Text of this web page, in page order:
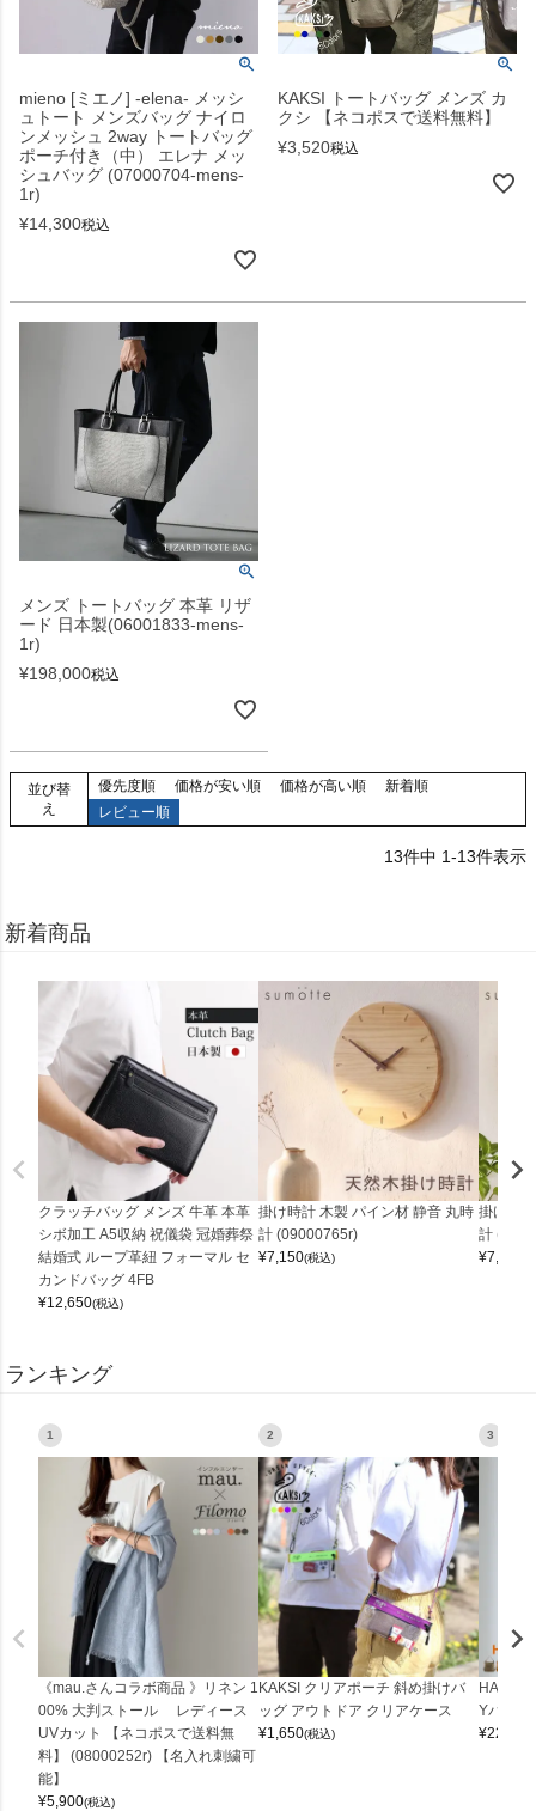
mieno [ミエノ] -elena- メッシ
ュトート メンズバッグ ナイロ
ンメッシュ 2way トートバッグ
ポーチ付き（中） エレナ メッ
シュバッグ (07000704-mens-
1r)
¥14,300税込
KAKSI トートバッグ メンズ カ
クシ 【ネコポスで送料無料】
¥3,520税込
メンズ トートバッグ 本革 リザ
ード 日本製(06001833-mens-
1r)
¥198,000税込
並び替
え
優先度順 価格が安い順 価格が高い順
新着順
レビュー順
13件中 1-13件表示
新着商品
クラッチバッグ メンズ 牛革 本革
シボ加工 A5収納 祝儀袋 冠婚葬祭
結婚式 ループ革紐 フォーマル セ
カンドバッグ 4FB
¥12,650(税込)
掛け時計 木製 パイン材 静音 丸時
計 (09000765r)
¥7,150(税込)
掛け時
計
¥7,150
ランキング
1
《mau.さんコラボ商品 》リネン 1
00% 大判ストール レディース
UVカット 【ネコポスで送料無
料】 (08000252r) 【名入れ刺繍可
能】
¥5,900(税込)
2
KAKSI クリアポーチ 斜め掛けバ
ッグ アウトドア クリアケース
¥1,650(税込)
3
Yバッグ
¥22,000